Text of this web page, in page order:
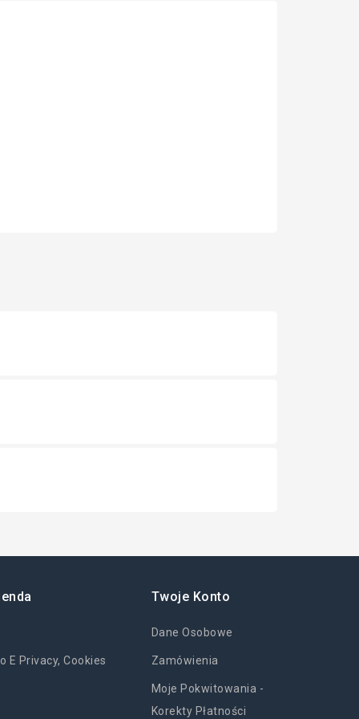
E Privacy, Cookies
Twoje Konto
Dane Osobowe
Zamówienia
Moje Pokwitowania -
Korekty Płatności